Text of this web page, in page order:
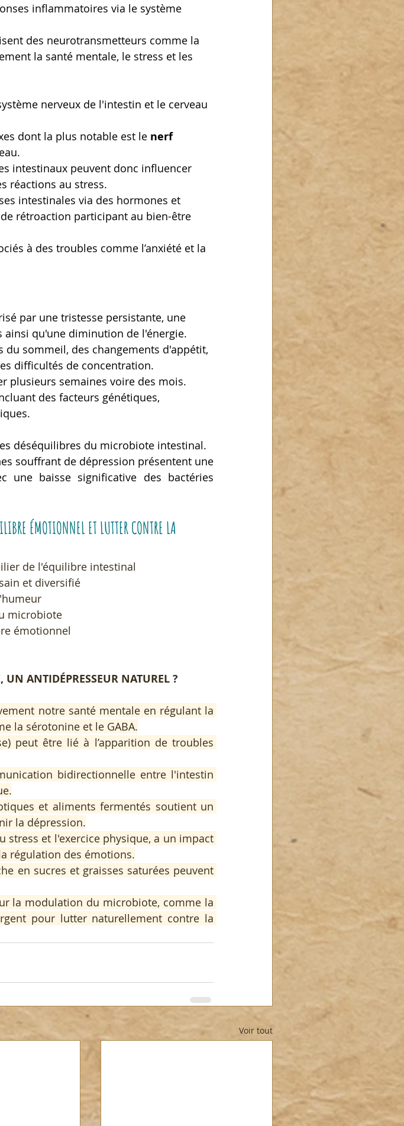
inflammatoires via le système
des neurotransmetteurs comme la
la santé mentale, le stress et les
nerveux de l'intestin et le cerveau
dont la plus notable est le nerf
intestinaux peuvent donc influencer
réactions au stress.
intestinales via des hormones et
rétroaction participant au bien-être
à des troubles comme l’anxiété et la
par une tristesse persistante, une
qu'une diminution de l'énergie.
sommeil, des changements d'appétit,
difficultés de concentration.
plusieurs semaines voire des mois.
des facteurs génétiques,
déséquilibres du microbiote intestinal.
souffrant de dépression présentent une
une baisse significative des bactéries
ÉMOTIONNEL ET LUTTER CONTRE LA
de l'équilibre intestinal
et diversifié
microbiote
émotionnel
ANTIDÉPRESSEUR NATUREL ?
notre santé mentale en régulant la
la sérotonine et le GABA.
peut être lié à l’apparition de troubles
bidirectionnelle entre l'intestin
et aliments fermentés soutient un
la dépression.
stress et l'exercice physique, a un impact
régulation des émotions.
en sucres et graisses saturées peuvent
la modulation du microbiote, comme la
pour lutter naturellement contre la
Voir tout